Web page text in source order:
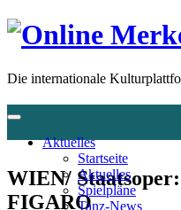
Die internationale
Aktuelles
Startseite
Aktuelles
Spielpläne
Tanz-News
WIEN/
FIGARO